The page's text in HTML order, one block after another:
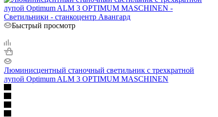
Быстрый просмотр
Люминисцентный станочный светильник с трехкратной
лупой Optimum ALM 3 OPTIMUM MASCHINEN